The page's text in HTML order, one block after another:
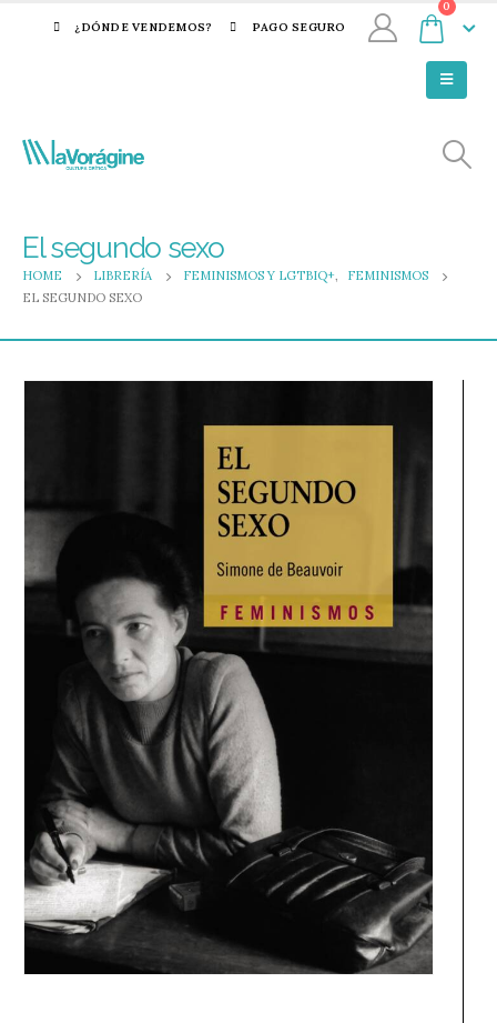
¿DÓNDE VENDEMOS? PAGO SEGURO
0
El segundo sexo
HOME LIBRERÍA FEMINISMOS Y LGTBIQ+,
FEMINISMOS
EL SEGUNDO SEXO